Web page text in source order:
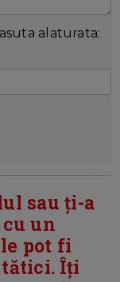
alaturata:
sau ți-a
un
pot fi
Îți